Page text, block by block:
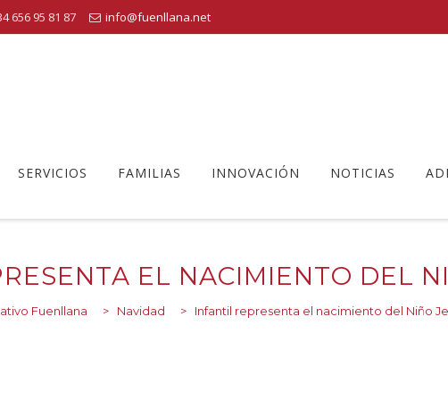
656 95 81 87 info@fuenllana.net
SERVICIOS FAMILIAS INNOVACIÓN NOTICIAS
EL NACIMIENTO DEL
Fuenllana > Navidad > Infantil representa el nacimiento del Niño